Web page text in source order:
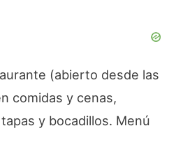
(abierto desde las
comidas y cenas,
y bocadillos. Menú